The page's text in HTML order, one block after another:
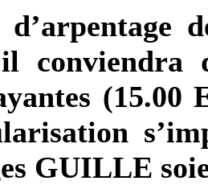
d’arpentage
conviendra
GUILLE